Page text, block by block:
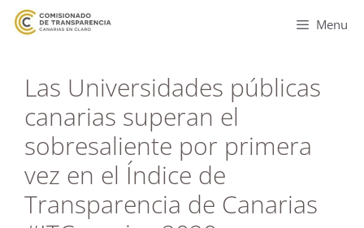
Menu
Las Universidades públicas
canarias superan el
sobresaliente por primera
vez en el Índice de
Transparencia de Canarias